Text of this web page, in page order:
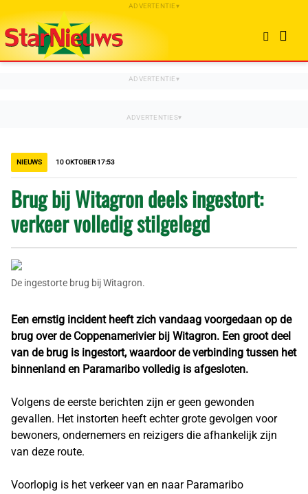
NIEUWS 10 OKTOBER 17:53
Brug bij Witagron deels ingestort:
verkeer volledig stilgelegd
De ingestorte brug bij Witagron.
Een ernstig incident heeft zich vandaag voorgedaan op de
brug over de Coppenamerivier bij Witagron. Een groot deel
van de brug is ingestort, waardoor de verbinding tussen het
binnenland en Paramaribo volledig is afgesloten.
Volgens de eerste berichten zijn er geen gewonden
gevallen. Het instorten heeft echter grote gevolgen voor
bewoners, ondernemers en reizigers die afhankelijk zijn
van deze route.
Voorlopig is het verkeer van en naar Paramaribo